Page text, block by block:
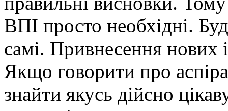
ВПІ просто необхідні.
самі. Привнесення нових
Якщо говорити про
знайти якусь дійсно